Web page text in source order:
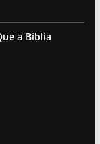
a Bíblia